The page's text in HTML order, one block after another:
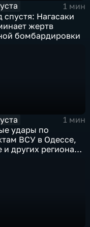
1 мин
спустя: Нагасаки
жертв
бомбардировки
1 мин
удары по
ВСУ в Одессе,
и других регионах